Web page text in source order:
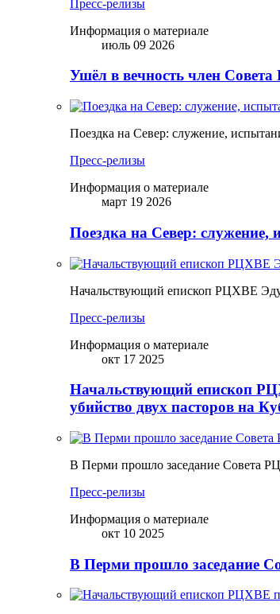
Пресс-релизы
Информация о материале
июль 09 2026
Ушёл в вечность член
Поездка на Север: служение,
Пресс-релизы
Информация о материале
март 19 2026
Поездка на Север: служение,
Начальствующий епископ РЦХВЕ
Пресс-релизы
Информация о материале
окт 17 2025
Начальствующий епископ
убийство двух пасторов на
В Перми прошло заседание Совета
Пресс-релизы
Информация о материале
окт 10 2025
В Перми прошло заседание